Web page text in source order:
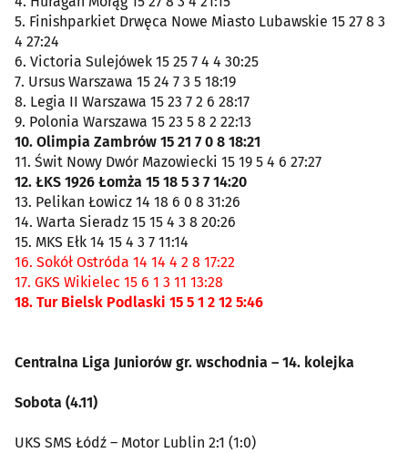
5. Finishparkiet Drwęca Nowe Miasto Lubawskie 15 27 8 3
4 27:24
6. Victoria Sulejówek 15 25 7 4 4 30:25
7. Ursus Warszawa 15 24 7 3 5 18:19
8. Legia II Warszawa 15 23 7 2 6 28:17
9. Polonia Warszawa 15 23 5 8 2 22:13
10. Olimpia Zambrów 15 21 7 0 8 18:21
11. Świt Nowy Dwór Mazowiecki 15 19 5 4 6 27:27
12. ŁKS 1926 Łomża 15 18 5 3 7 14:20
13. Pelikan Łowicz 14 18 6 0 8 31:26
14. Warta Sieradz 15 15 4 3 8 20:26
15. MKS Ełk 14 15 4 3 7 11:14
16. Sokół Ostróda 14 14 4 2 8 17:22
17. GKS Wikielec 15 6 1 3 11 13:28
18. Tur Bielsk Podlaski 15 5 1 2 12 5:46
Centralna Liga Juniorów gr. wschodnia – 14. kolejka
Sobota (4.11)
UKS SMS Łódź – Motor Lublin 2:1 (1:0)